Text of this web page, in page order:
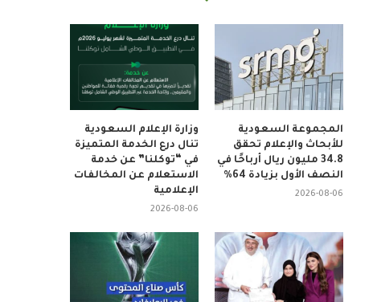
وزارة الإعلام السعودية
تنال درع الخدمة المتميزة
في “توكلنا” عن خدمة
الاستعلام عن المخالفات
الإعلامية
2026-08-06
المجموعة السعودية
للأبحاث والإعلام تحقق
34.8 مليون ريال أرباحًا في
النصف الأول بزيادة 64%
2026-08-06